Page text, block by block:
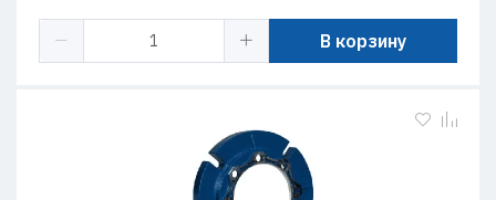
В корзину